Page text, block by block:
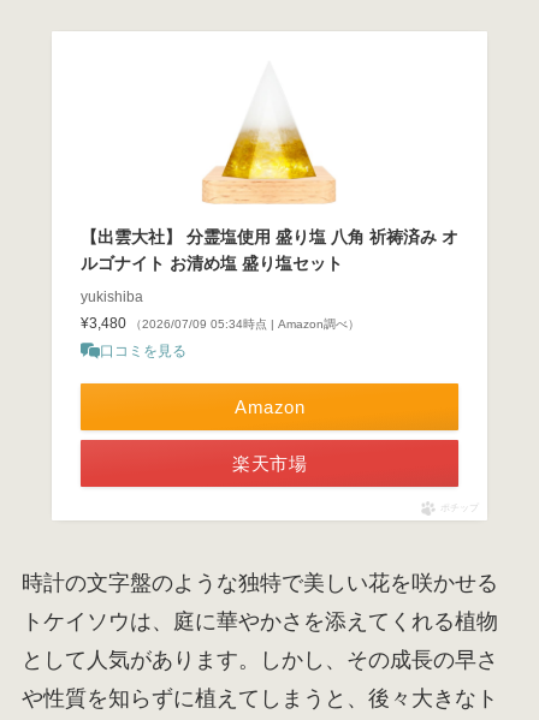
【出雲大社】 分霊塩使用 盛り塩 八角 祈祷済み オ
ルゴナイト お清め塩 盛り塩セット
yukishiba
¥3,480
（2026/07/09 05:34時点 | Amazon調べ）
口コミを見る
Amazon
楽天市場
ポチップ
時計の文字盤のような独特で美しい花を咲かせる
トケイソウは、庭に華やかさを添えてくれる植物
として人気があります。しかし、その成長の早さ
や性質を知らずに植えてしまうと、後々大きなト